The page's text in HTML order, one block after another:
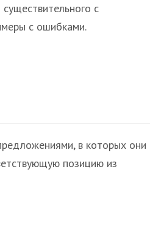
с
с ошибками.
в которых они
позицию из